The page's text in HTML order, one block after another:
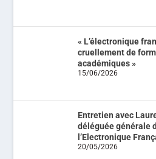
« L’électronique
cruellement de
académiques »
15/06/2026
Entretien avec
déléguée générale
l’Electronique
20/05/2026